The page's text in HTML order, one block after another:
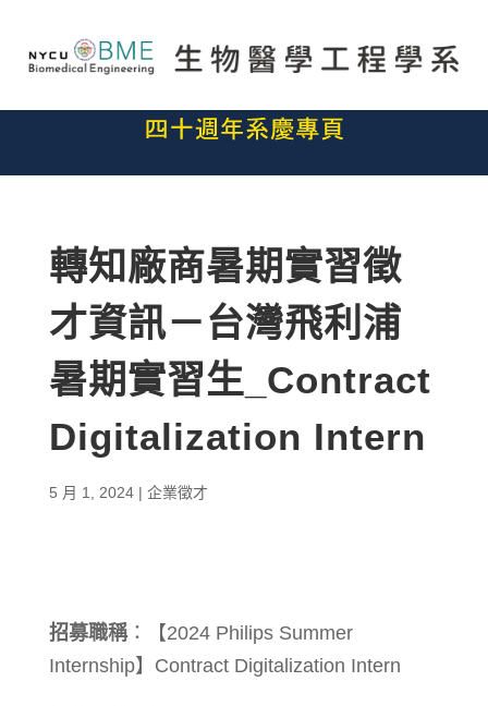
轉知廠商暑期實習徵
才資訊－台灣飛利浦
暑期實習生_Contract
Digitalization Intern
5 月 1, 2024| 企業徵才
招募職稱：【2024 Philips Summer
Internship】Contract Digitalization Intern